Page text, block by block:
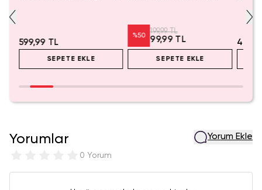
599,99 TL
SEPETE EKLE
%50
199,99 TL
99,99 TL
SEPETE EKLE
Yorumlar
0 Yorum
Yorum Ekle